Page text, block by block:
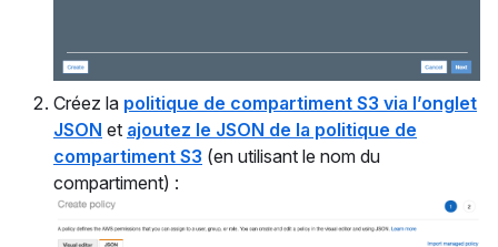
Créez la politique de compartiment S3 via l’onglet
JSON et ajoutez le JSON de la politique de
compartiment S3 (en utilisant le nom du
compartiment) :